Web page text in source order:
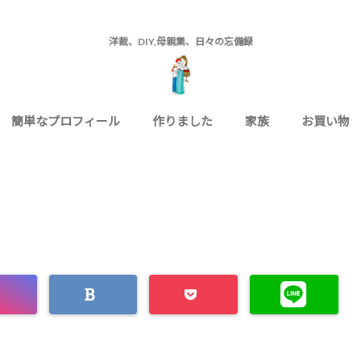
洋裁、DIY,母親業、日々の忘備録
簡単なプロフィール 作りました 家族 お買い物